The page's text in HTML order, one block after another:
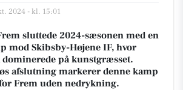
2024 - kl. 15:01
sluttede 2024-sæsonen med en
mod Skibsby-Højene IF, hvor
på kunstgræsset.
afslutning markerer denne kamp
Frem uden nedrykning.